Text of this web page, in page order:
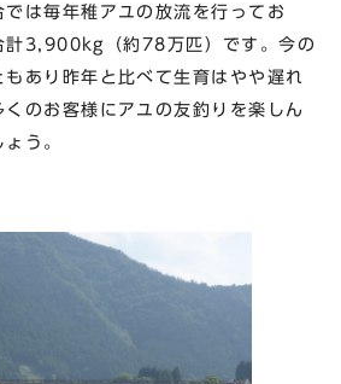
は毎年稚アユの放流を行ってお
計3,900kg（約78万匹）です。今の
あり昨年と比べて生育はやや遅れ
のお客様にアユの友釣りを楽しん
う。